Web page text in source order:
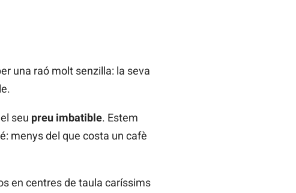
una raó molt senzilla: la seva
seu preu imbatible. Estem
menys del que costa un cafè
en centres de taula caríssims